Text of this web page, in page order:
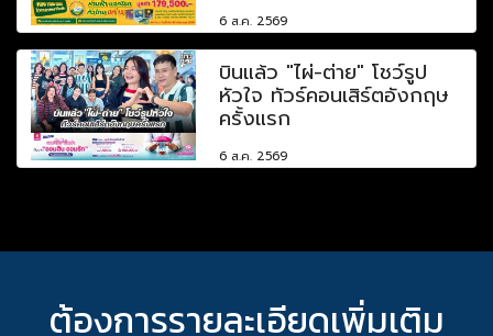
6 ส.ค. 2569
บินแล้ว "ไผ่-ต่าย" โชว์รูป
หัวใจ ทัวร์คอนเสิร์ตอังกฤษ
ครั้งแรก
6 ส.ค. 2569
ต้องการรายละเอียดเพิ่มเติม